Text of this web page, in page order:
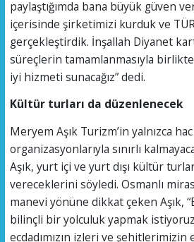
paylaştığımda bana büyük güven
içerisinde şirketimizi kurduk ve
gerçekleştirdik. İnşallah Diyanet
süreçlerin tamamlanmasıyla birlikte
iyi hizmeti sunacağız” dedi.
Kültür turları da düzenlenecek
Meryem Aşık Turizm’in yalnızca
organizasyonlarıyla sınırlı
Aşık, yurt içi ve yurt dışı kültür
vereceklerini söyledi. Osmanlı
manevi yönüne dikkat çeken Aşık,
bilinçli bir yolculuk yapmak
ecdadımızın izleri ve şehitlerimizin